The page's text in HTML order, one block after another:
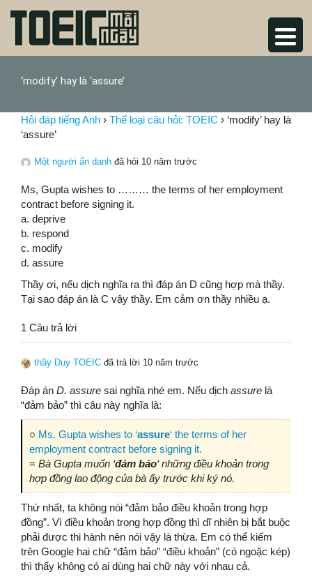
‘modify’ hay là ‘assure’
Hỏi đáp tiếng Anh › Thể loại câu hỏi: TOEIC › ‘modify’ hay là
‘assure’
Một người ẩn danh đã hỏi 10 năm trước
Ms, Gupta wishes to ……… the terms of her employment
contract before signing it.
a. deprive
b. respond
c. modify
d. assure
Thầy ơi, nếu dịch nghĩa ra thì đáp án D cũng hợp mà thầy.
Tại sao đáp án là C vậy thầy. Em cảm ơn thầy nhiều ạ.
1 Câu trả lời
thầy Duy TOEIC đã trả lời 10 năm trước
Đáp án D. assure sai nghĩa nhé em. Nếu dịch assure là
“đảm bảo” thì câu này nghĩa là:
○ Ms. Gupta wishes to ‘assure‘ the terms of her
employment contract before signing it.
= Bà Gupta muốn ‘đảm bảo‘ những điều khoản trong
hợp đồng lao động của bà ấy trước khi ký nó.
Thứ nhất, ta không nói “đảm bảo điều khoản trong hợp
đồng”. Vì điều khoản trong hợp đồng thì dĩ nhiên bị bắt buộc
phải được thi hành nên nói vậy là thừa. Em có thể kiếm
trên Google hai chữ “đảm bảo” “điều khoản” (có ngoặc kép)
thì thấy không có ai dùng hai chữ này với nhau cả.